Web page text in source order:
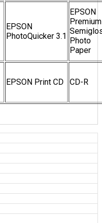
EPSON
PhotoQuicker 3.1
EPSON
Premium
Photo
Paper
EPSON Print CD CD-R